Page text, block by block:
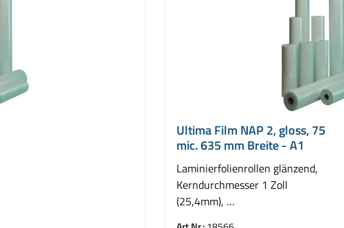
Ultima Film NAP 2, gloss, 75
mic. 635 mm Breite - A1
Laminierfolienrollen glänzend,
Kerndurchmesser 1 Zoll
(25,4mm),